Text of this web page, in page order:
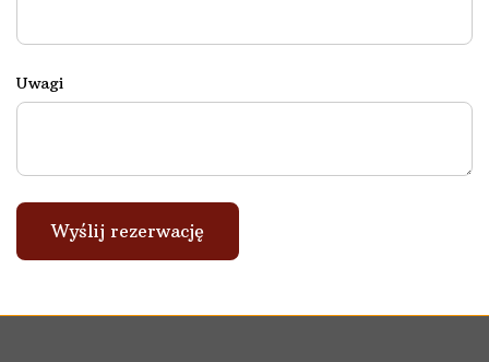
Uwagi
Wyślij rezerwację